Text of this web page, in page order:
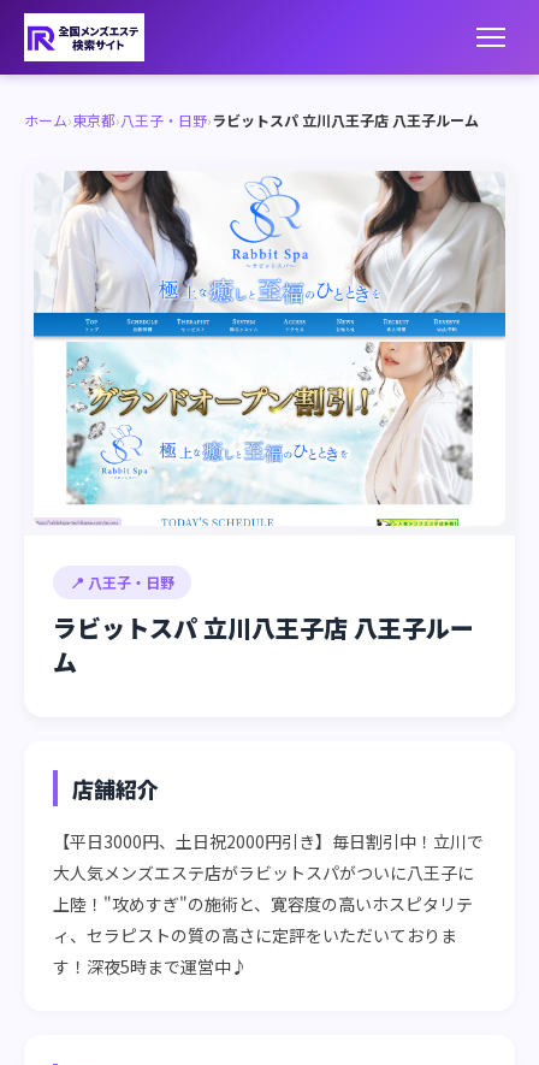
ホーム›東京都›八王子・日野›ラビットスパ 立川八王子店 八王子ルーム
📍 八王子・日野
ラビットスパ 立川八王子店 八王子ルー
ム
店舗紹介
【平日3000円、土日祝2000円引き】毎日割引中！立川で
大人気メンズエステ店がラビットスパがついに八王子に
上陸！"攻めすぎ"の施術と、寛容度の高いホスピタリテ
ィ、セラピストの質の高さに定評をいただいておりま
す！深夜5時まで運営中♪